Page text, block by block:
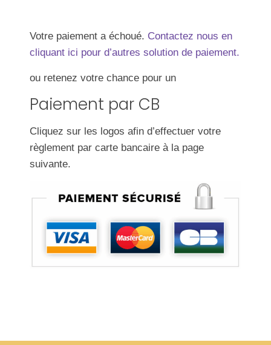
Votre paiement a échoué. Contactez nous en
cliquant ici pour d’autres solution de paiement.
ou retenez votre chance pour un
Paiement par CB
Cliquez sur les logos afin d’effectuer votre
règlement par carte bancaire à la page
suivante.